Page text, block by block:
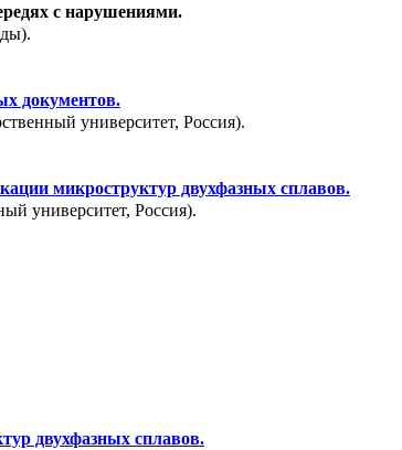
с нарушениями.
документов.
университет, Россия).
микроструктур двухфазных сплавов.
университет, Россия).
двухфазных сплавов.